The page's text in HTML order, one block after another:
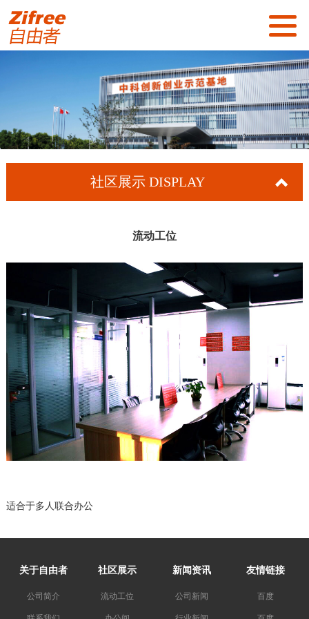
首页
关于我们
社区展示
新闻资讯
社区展示 DISPLAY
流动工位
适合于多人联合办公
关于自由者
公司简介
社区展示
流动工位
新闻资讯
公司新闻
友情链接
百度